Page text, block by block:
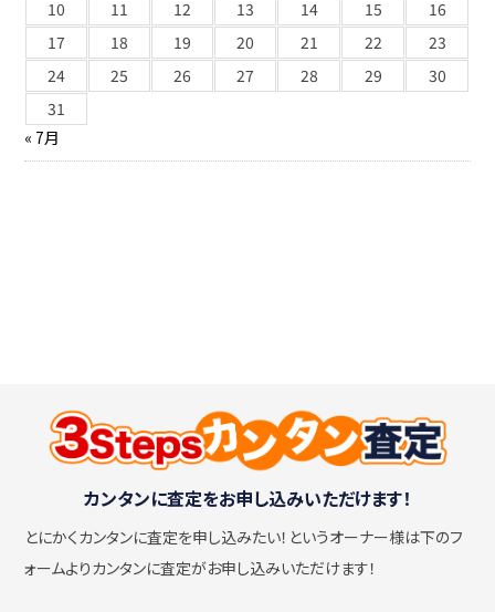
10
11 12 13 14 15
16
17
18 19 20 21 22
23
24
25 26 27 28 29
30
31
« 7月
カンタンに査定をお申し込みいただけます！
とにかくカンタンに査定を申し込みたい！ というオーナー様は下のフ
ォームよりカンタンに査定がお申し込みいただけます！